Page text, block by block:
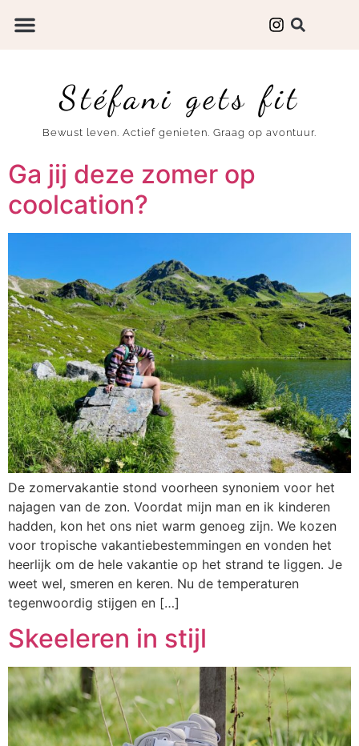
Stéfani gets fit
Bewust leven. Actief genieten. Graag op avontuur.
Ga jij deze zomer op
coolcation?
De zomervakantie stond voorheen synoniem voor het
najagen van de zon. Voordat mijn man en ik kinderen
hadden, kon het ons niet warm genoeg zijn. We kozen
voor tropische vakantiebestemmingen en vonden het
heerlijk om de hele vakantie op het strand te liggen. Je
weet wel, smeren en keren. Nu de temperaturen
tegenwoordig stijgen en […]
Skeeleren in stijl